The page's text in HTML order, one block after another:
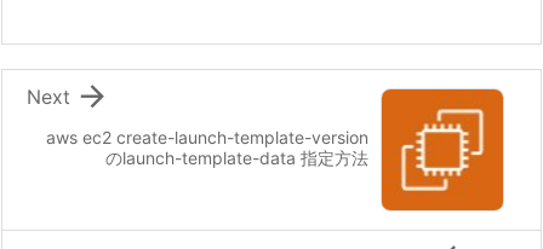
aws ec2 create-launch-template-version
のlaunch-template-data 指定方法

Next